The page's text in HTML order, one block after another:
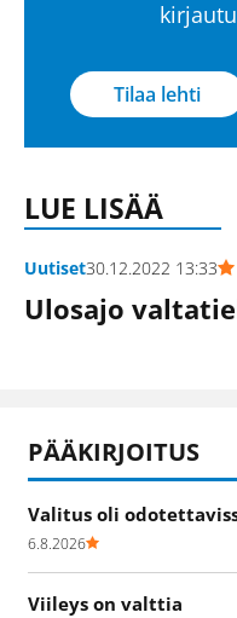
Tilaa lehti
LUE LISÄÄ
Uutiset30.12.2022 13:33
Ulosajo
PÄÄKIRJOITUS
Valitus oli
6.8.2026
Viileys on valttia